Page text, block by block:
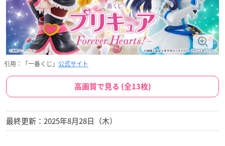
引用：「一番くじ」 公式サイト
高画質で見る (全13枚)
最終更新：2025年8月28日（木）